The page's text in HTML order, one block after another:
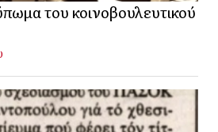
του κοινοβουλευτικού